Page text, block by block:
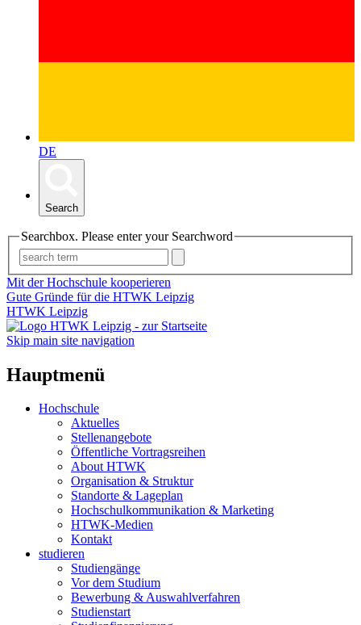
DE
Search
Searchbox. Please enter your Searchword
Mit der Hochschule kooperieren
Gute Gründe für die HTWK Leipzig
HTWK Leipzig
Skip main site navigation
Hauptmenü
Hochschule
Aktuelles
Stellenangebote
Öffentliche Vortragsreihen
About HTWK
Organisation & Struktur
Standorte & Lageplan
Hochschulkommunikation & Marketing
HTWK-Medien
Kontakt
studieren
Studiengänge
Vor dem Studium
Bewerbung & Auswahlverfahren
Studienstart